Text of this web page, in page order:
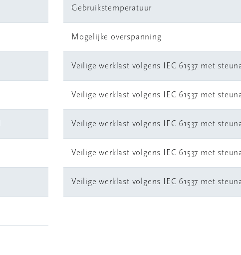
Gebruikstemperatuur
Mogelijke overspanning
Veilige werklast volgens IEC 61537 met
Veilige werklast volgens IEC 61537 met
Veilige werklast volgens IEC 61537 met
Veilige werklast volgens IEC 61537 met
Veilige werklast volgens IEC 61537 met